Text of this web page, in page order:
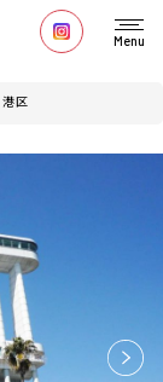
Menu
区